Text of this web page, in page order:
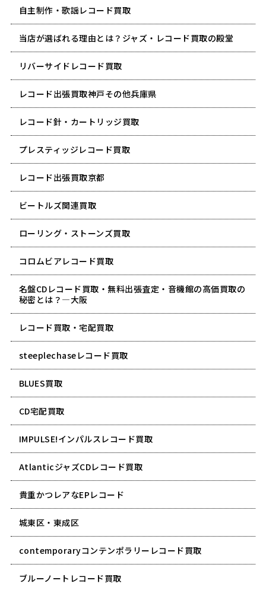
自主制作・歌謡レコード買取
当店が選ばれる理由とは？ジャズ・レコード買取の殿堂
リバーサイドレコード買取
レコード出張買取神戸その他兵庫県
レコード針・カートリッジ買取
プレスティッジレコード買取
レコード出張買取京都
ビートルズ関連買取
ローリング・ストーンズ買取
コロムビアレコード買取
名盤CDレコード買取・無料出張査定・音機館の高価買取の
秘密とは？―大阪
レコード買取・宅配買取
steeplechaseレコード買取
BLUES買取
CD宅配買取
IMPULSE!インパルスレコード買取
AtlanticジャズCDレコード買取
貴重かつレアなEPレコード
城東区・東成区
contemporaryコンテンポラリーレコード買取
ブルーノートレコード買取